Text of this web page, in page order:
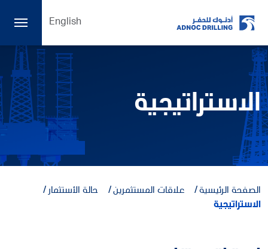
English
الاستراتيجية
الصفحة الرئيسية علاقات المستثمرين
حالة الأستثمار
الاستراتيجية